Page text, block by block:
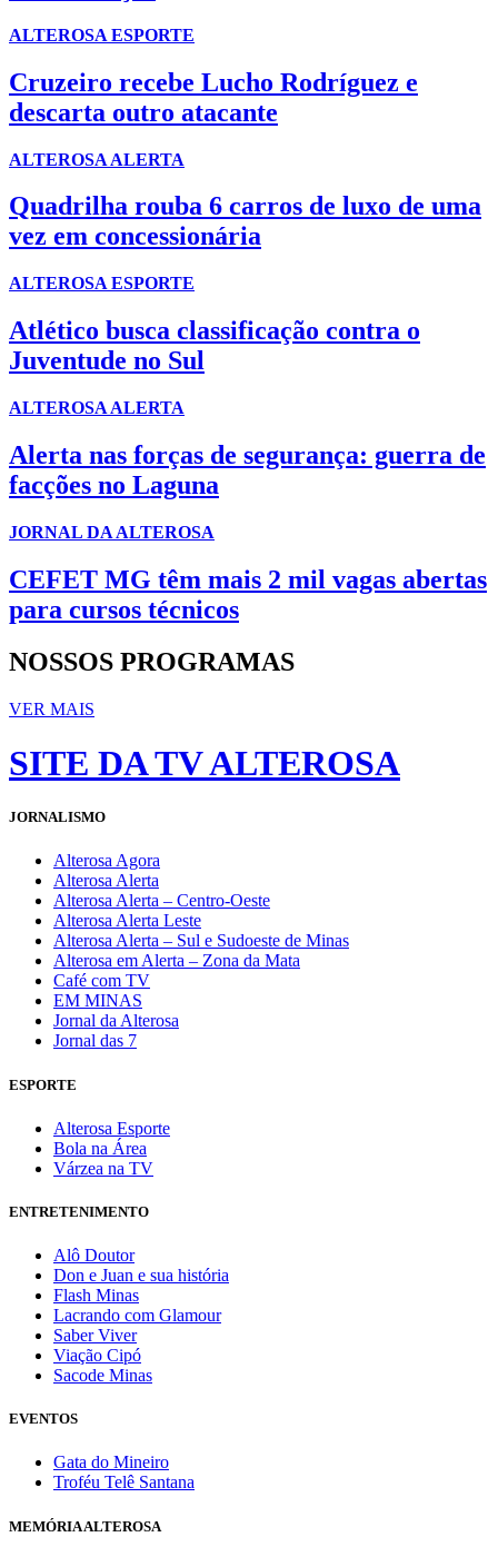
ALTEROSA ESPORTE
Cruzeiro recebe Lucho Rodríguez e
descarta outro atacante
ALTEROSA ALERTA
Quadrilha rouba 6 carros de luxo de uma
vez em concessionária
ALTEROSA ESPORTE
Atlético busca classificação contra o
Juventude no Sul
ALTEROSA ALERTA
Alerta nas forças de segurança: guerra de
facções no Laguna
JORNAL DA ALTEROSA
CEFET MG têm mais 2 mil vagas abertas
para cursos técnicos
NOSSOS PROGRAMAS
VER MAIS
SITE DA TV ALTEROSA
JORNALISMO
Alterosa Agora
Alterosa Alerta
Alterosa Alerta – Centro-Oeste
Alterosa Alerta Leste
Alterosa Alerta – Sul e Sudoeste de Minas
Alterosa em Alerta – Zona da Mata
Café com TV
EM MINAS
Jornal da Alterosa
Jornal das 7
ESPORTE
Alterosa Esporte
Bola na Área
Várzea na TV
ENTRETENIMENTO
Alô Doutor
Don e Juan e sua história
Flash Minas
Lacrando com Glamour
Saber Viver
Viação Cipó
Sacode Minas
EVENTOS
Gata do Mineiro
Troféu Telê Santana
MEMÓRIA ALTEROSA